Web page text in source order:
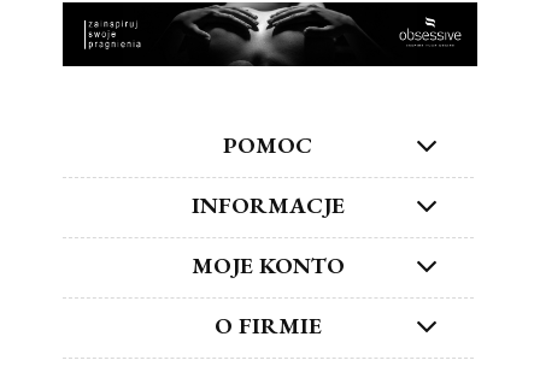
POMOC
INFORMACJE
MOJE KONTO
O FIRMIE